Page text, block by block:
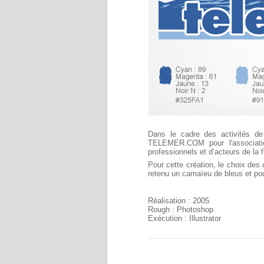
Dans le cadre des activités
TELEMER.COM pour
professionnels et d’acteurs de la
Pour cette création, le choix des
retenu un camaïeu de bleus et
Réalisation : 2005
Rough : Photoshop
Exécution : Illustrator